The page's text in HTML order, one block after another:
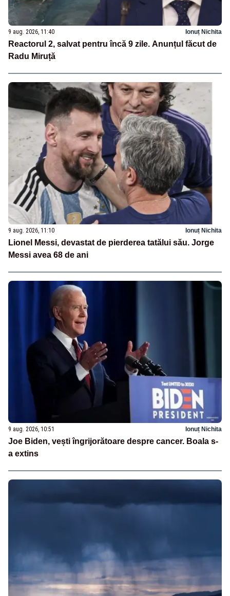
9 aug. 2026, 11:40 Ionuț Nichita
Reactorul 2, salvat pentru încă 9 zile. Anunțul făcut de
Radu Miruță
9 aug. 2026, 11:10 Ionuț Nichita
Lionel Messi, devastat de pierderea tatălui său. Jorge
Messi avea 68 de ani
9 aug. 2026, 10:51 Ionuț Nichita
Joe Biden, vești îngrijorătoare despre cancer. Boala s-
a extins